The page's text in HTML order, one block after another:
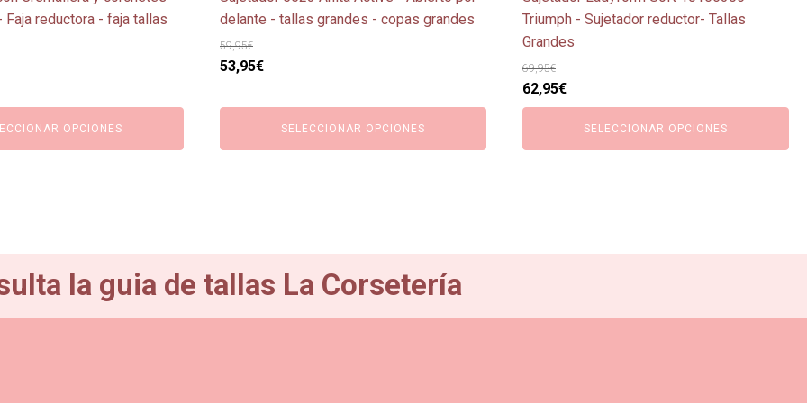
Faja reductora - faja tallas
OPCIONES
delante - tallas grandes - copas grandes
59,95€
El
original
59,95€.
53,95€El
actual
es:
53,95€.
SELECCIONAR OPCIONES
producto
Triumph - Sujetador reductor- Tallas
Grandes
69,95€
El
precio
era:
62,95€El
precio
actual
es:
SELECCIONAR OPCIONES
producto
la guia de tallas La Corsetería